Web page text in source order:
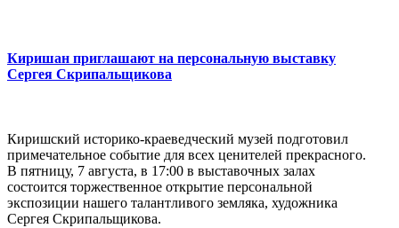
Киришан приглашают на персональную выставку
Сергея Скрипальщикова
Киришский историко-краеведческий музей подготовил
примечательное событие для всех ценителей прекрасного.
В пятницу, 7 августа, в 17:00 в выставочных залах
состоится торжественное открытие персональной
экспозиции нашего талантливого земляка, художника
Сергея Скрипальщикова.